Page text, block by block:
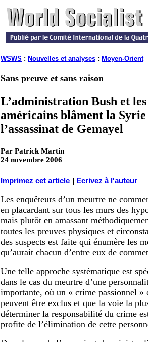
WSWS : Nouvelles et analyses : Moyen-Orient
Sans preuve et sans raison
L’administration Bush et
américains blâment la
l’assassinat de Gemayel
Par Patrick Martin
24 novembre 2006
Imprimez cet article Ecrivez à l'auteur
Les enquêteurs d’un meurtre ne
en placardant sur tous les murs des
mais plutôt en amassant
toutes les preuves physiques et
des suspects est faite qui énumère les
qu’aurait chacun d’entre eux de
Une telle approche systématique est
dans le cas du meurtre d’une
importante, où un « crime passionnel »
peuvent être exclus et que la voie la
déterminer la responsabilité du crime
profite de l’élimination de cette